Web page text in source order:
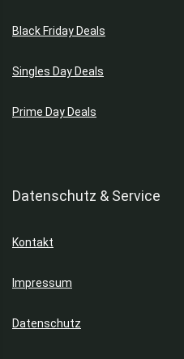
Black Friday Deals
Singles Day Deals
Prime Day Deals
Datenschutz & Service
Kontakt
Impressum
Datenschutz